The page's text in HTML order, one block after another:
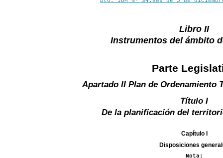
Libro II
Instrumentos del ámbito
Parte
Apartado II Plan de Ordenamiento
Título I
De la planificación del
Capítulo I
Disposiciones
Nota: